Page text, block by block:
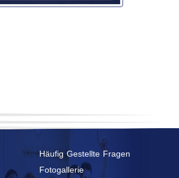
Häufig Gestellte Fragen
Fotogallerie